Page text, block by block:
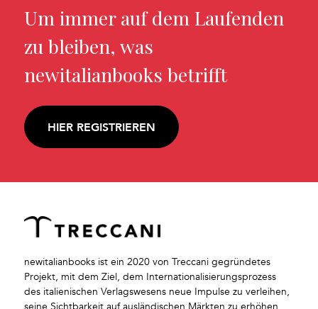
Um immer auf dem Laufenden
zu bleiben, was
newitalianbooks betrifft
HIER REGISTRIEREN
newitalianbooks ist ein 2020 von Treccani gegründetes
Projekt, mit dem Ziel, dem Internationalisierungsprozess
des italienischen Verlagswesens neue Impulse zu verleihen,